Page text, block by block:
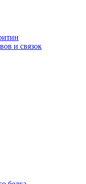
и связок